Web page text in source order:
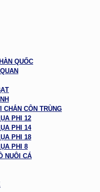
QUỐC
CÔN TRÙNG
PHI 12
PHI 14
PHI 18
PHI 8
NUÔI CÁ